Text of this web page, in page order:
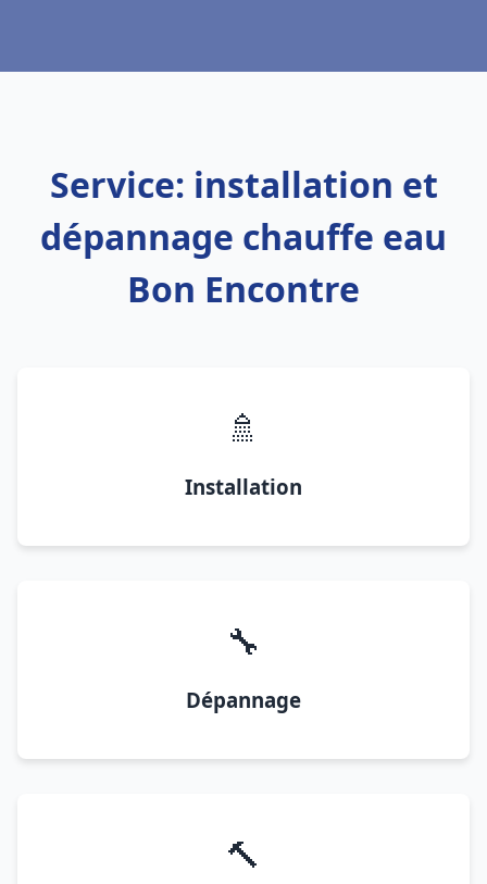
Service: installation et
dépannage chauffe eau
Bon Encontre
🚿
Installation
🔧
Dépannage
🔨